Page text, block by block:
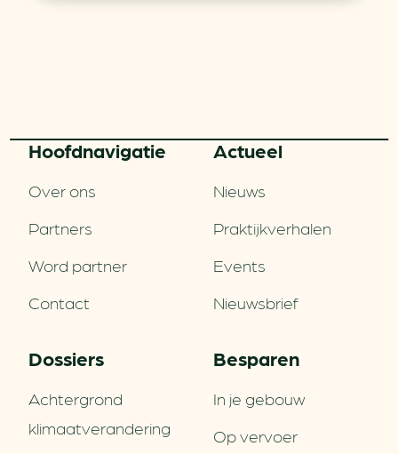
Hoofd­navigatie
Over ons
Partners
Word partner
Contact
Actueel
Nieuws
Praktijkverhalen
Events
Nieuwsbrief
Dossiers
Achtergrond
klimaatverandering
Besparen
In je gebouw
Op vervoer